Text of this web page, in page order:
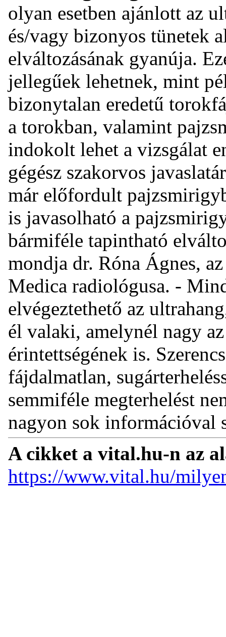
olyan esetben ajánlott az
és/vagy bizonyos tünetek
elváltozásának gyanúja.
jellegűek lehetnek, mint
bizonytalan eredetű
a torokban, valamint
indokolt lehet a vizsgálat
gégész szakorvos
már előfordult
is javasolható a
bármiféle tapintható
mondja dr. Róna Ágnes,
Medica radiológusa. -
elvégeztethető az
él valaki, amelynél nagy
érintettségének is.
fájdalmatlan,
semmiféle megterhelést
nagyon sok információval
A cikket a vital.hu-n az
https://www.vital.hu/